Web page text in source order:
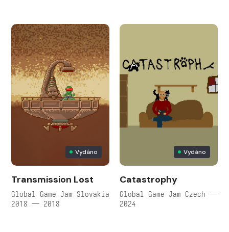
Vydáno
Transmission Lost
Global Game Jam Slovakia
2018 — 2018
Vydáno
Catastrophy
Global Game Jam Czech —
2024